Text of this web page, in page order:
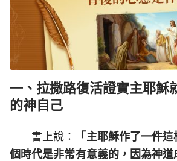
一、拉撒路復活證實主耶穌
的神自己
書上說：
「主耶穌作了一件
個時代是非常有意義的，因為神